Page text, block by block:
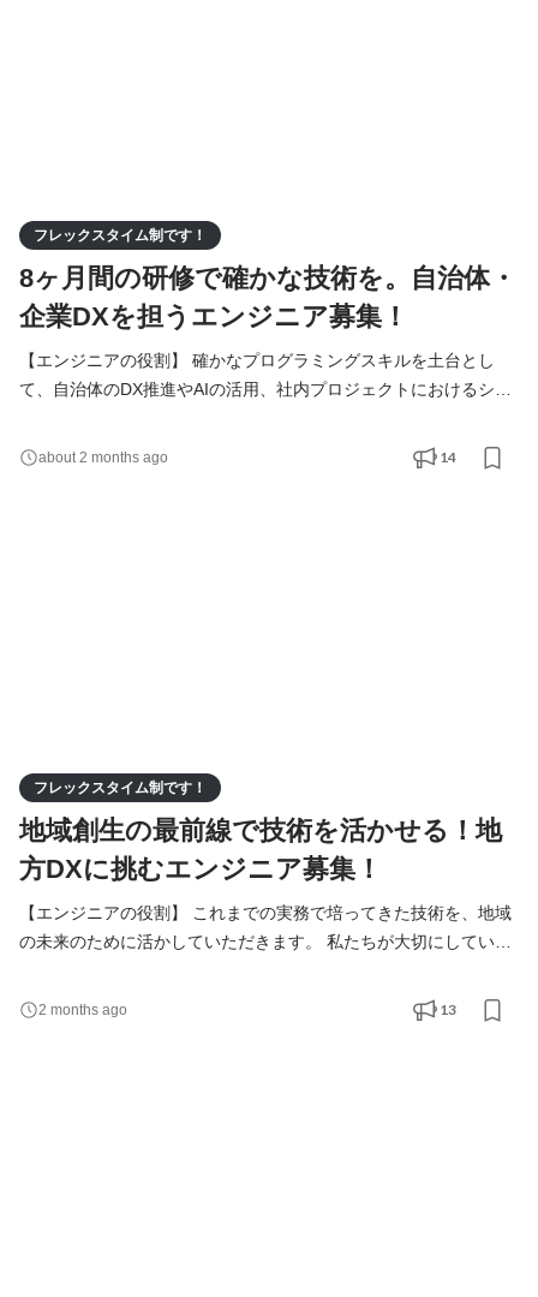
フレックスタイム制です！
8ヶ月間の研修で確かな技術を。自治体・
企業DXを担うエンジニア募集！
【エンジニアの役割】 確かなプログラミングスキルを土台とし
て、自治体のDX推進やAIの活用、社内プロジェクトにおけるシス
技術を習得し、段階的に実務へと携わっていきます。 住民や職員
の皆さん、地域に根差した企業様の「生の声」を直接聞きながら
about 2 months ago 14
フレックスタイム制です！
地域創生の最前線で技術を活かせる！地
方DXに挑むエンジニア募集！
【エンジニアの役割】 これまでの実務で培ってきた技術を、地域
の未来のために活かしていただきます。 私たちが大切にしている
の方々の暮らしや、地方の企業の業務がどう変わるかです。その
2 months ago 13